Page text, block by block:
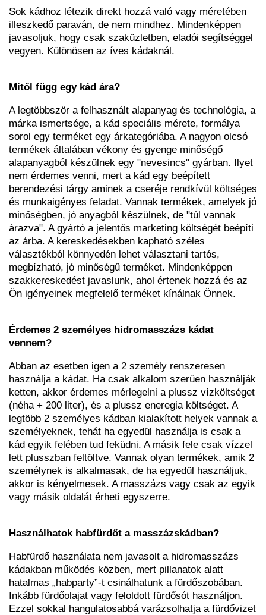
Sok kádhoz létezik direkt hozzá való vagy méretében
illeszkedő paraván, de nem mindhez. Mindenképpen
javasoljuk, hogy csak szaküzletben, eladói segítséggel
vegyen. Különösen az íves kádaknál.
Mitől függ egy kád ára?
A legtöbbször a felhasznált alapanyag és technológia, a
márka ismertsége, a kád speciális mérete, formálya
sorol egy terméket egy árkategóriába. A nagyon olcsó
termékek általában vékony és gyenge minőségő
alapanyagból készülnek egy "nevesincs" gyárban. Ilyet
nem érdemes venni, mert a kád egy beépített
berendezési tárgy aminek a cseréje rendkívül költséges
és munkaigényes feladat. Vannak termékek, amelyek jó
minőségben, jó anyagból készülnek, de "túl vannak
árazva". A gyártó a jelentős marketing költségét beépíti
az árba. A kereskedésekben kapható széles
választékból könnyedén lehet választani tartós,
megbízható, jó minőségű terméket. Mindenképpen
szakkereskedést javaslunk, ahol értenek hozzá és az
Ön igényeinek megfelelő terméket kínálnak Önnek.
Érdemes 2 személyes hidromasszázs kádat
vennem?
Abban az esetben igen a 2 személy renszeresen
használja a kádat. Ha csak alkalom szerüen használják
ketten, akkor érdemes mérlegelni a plussz vízköltséget
(néha + 200 liter), és a plussz eneregia költséget. A
legtöbb 2 személyes kádban kialakított helyek vannak a
személyeknek, tehát ha egyedül használja is csak a
kád egyik felében tud feküdni. A másik fele csak vízzel
lett plusszban feltöltve. Vannak olyan termékek, amik 2
személynek is alkalmasak, de ha egyedül használjuk,
akkor is kényelmesek. A masszázs vagy csak az egyik
vagy másik oldalát érheti egyszerre.
Használhatok habfürdőt a masszázskádban?
Habfürdő használata nem javasolt a hidromasszázs
kádakban működés közben, mert pillanatok alatt
hatalmas „habparty”-t csinálhatunk a fürdőszobában.
Inkább fürdőolajat vagy feloldott fürdősót használjon.
Ezzel sokkal hangulatosabbá varázsolhatja a fürdővizet